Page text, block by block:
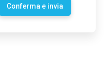
Conferma e invia